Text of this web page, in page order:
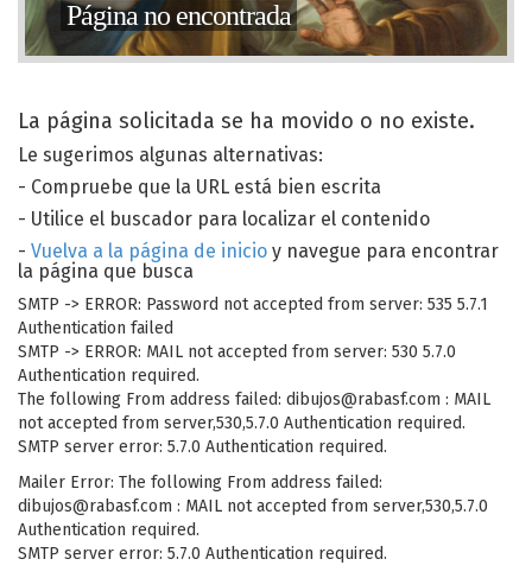
Página no encontrada
La página solicitada se ha movido o no existe.
Le sugerimos algunas alternativas:
- Compruebe que la URL está bien escrita
- Utilice el buscador para localizar el contenido
- Vuelva a la página de inicio y navegue para encontrar
la página que busca
SMTP -> ERROR: Password not accepted from server: 535 5.7.1
Authentication failed
SMTP -> ERROR: MAIL not accepted from server: 530 5.7.0
Authentication required.
The following From address failed: dibujos@rabasf.com : MAIL
not accepted from server,530,5.7.0 Authentication required.
SMTP server error: 5.7.0 Authentication required.
Mailer Error: The following From address failed:
dibujos@rabasf.com : MAIL not accepted from server,530,5.7.0
Authentication required.
SMTP server error: 5.7.0 Authentication required.